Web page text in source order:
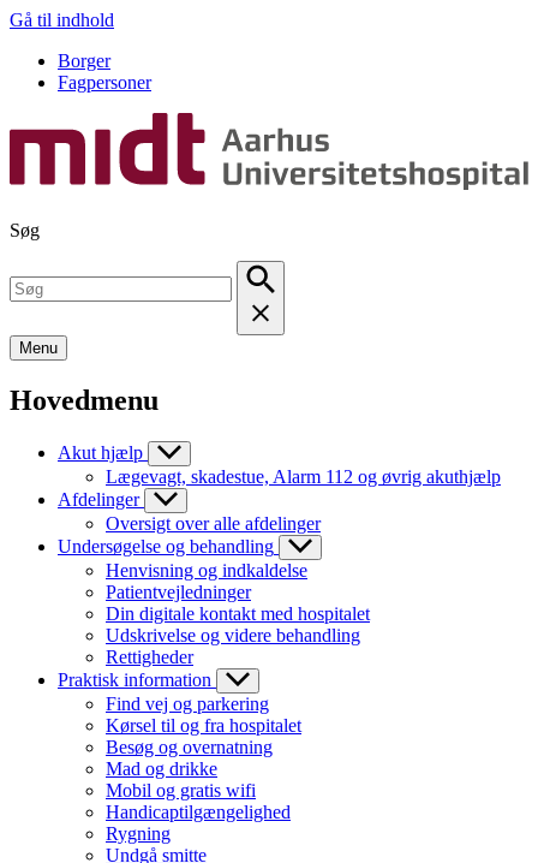
Gå til indhold
Borger
Fagpersoner
Søg
Menu
Hovedmenu
Akut hjælp
Lægevagt, skadestue, Alarm 112 og øvrig akuthjælp
Afdelinger
Oversigt over alle afdelinger
Undersøgelse og behandling
Henvisning og indkaldelse
Patientvejledninger
Din digitale kontakt med hospitalet
Udskrivelse og videre behandling
Rettigheder
Praktisk information
Find vej og parkering
Kørsel til og fra hospitalet
Besøg og overnatning
Mad og drikke
Mobil og gratis wifi
Handicaptilgængelighed
Rygning
Undgå smitte